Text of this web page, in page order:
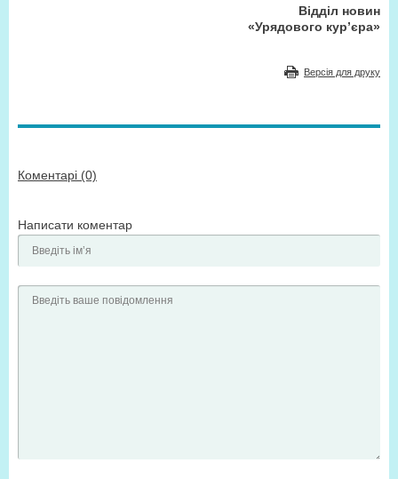
Відділ новин
«Урядового кур’єра»
Версія для друку
Коментарі (0)
Написати коментар